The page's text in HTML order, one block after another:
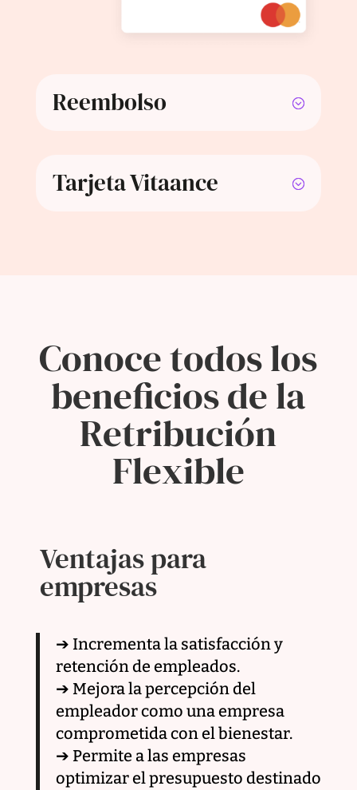
Reembolso
Tarjeta Vitaance
Conoce todos los
beneficios de la
Retribución
Flexible
Ventajas para
empresas
➔ Incrementa la satisfacción y
retención de empleados.
➔ Mejora la percepción del
empleador como una empresa
comprometida con el bienestar.
➔ Permite a las empresas
optimizar el presupuesto destinado